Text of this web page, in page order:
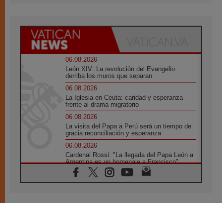
06.08.2026
León XIV: La revolución del Evangelio
derriba los muros que separan
06.08.2026
La Iglesia en Ceuta: caridad y esperanza
frente al drama migratorio
06.08.2026
La visita del Papa a Perú será un tiempo de
gracia reconciliación y esperanza
06.08.2026
Cardenal Rossi: "La llegada del Papa León a
Argentina es un homenaje a Francisco"
06.08.2026
En Asís, León XIV invita a los jóvenes a